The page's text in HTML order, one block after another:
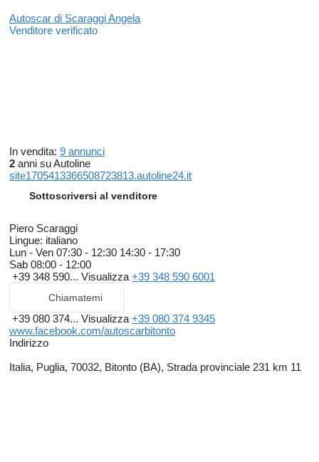
Autoscar di Scaraggi Angela
Venditore verificato
In vendita: 9 annunci
2 anni su Autoline
site1705413366508723813.autoline24.it
Sottoscriversi al venditore
Piero Scaraggi
Lingue: italiano
Lun - Ven 07:30 - 12:30 14:30 - 17:30
Sab 08:00 - 12:00
+39 348 590... Visualizza +39 348 590 6001
Chiamatemi
+39 080 374... Visualizza +39 080 374 9345
www.facebook.com/autoscarbitonto
Indirizzo
Italia, Puglia, 70032, Bitonto (BA), Strada provinciale 231 km 11